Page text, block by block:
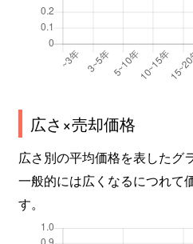
広さ×売却価格
広さ別の平均価格を表したグ
一般的には広くなるにつれて
す。